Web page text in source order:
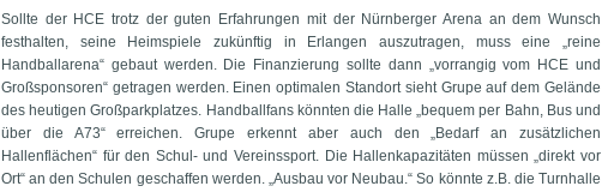
Sollte der HCE trotz der guten Erfahrungen mit der Nürnberger Arena an dem Wunsch
festhalten, seine Heimspiele zukünftig in Erlangen auszutragen, muss eine „reine
Handballarena“ gebaut werden. Die Finanzierung sollte dann „vorrangig vom HCE und
Großsponsoren“ getragen werden. Einen optimalen Standort sieht Grupe auf dem Gelände
des heutigen Großparkplatzes. Handballfans könnten die Halle „bequem per Bahn, Bus und
über die A73“ erreichen. Grupe erkennt aber auch den „Bedarf an zusätzlichen
Hallenflächen“ für den Schul- und Vereinssport. Die Hallenkapazitäten müssen „direkt vor
Ort“ an den Schulen geschaffen werden. „Ausbau vor Neubau.“ So könnte z.B. die Turnhalle